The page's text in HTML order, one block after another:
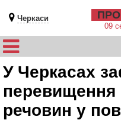
Черкаси ПРО
09
У Черкасах
перевищення
речовин у